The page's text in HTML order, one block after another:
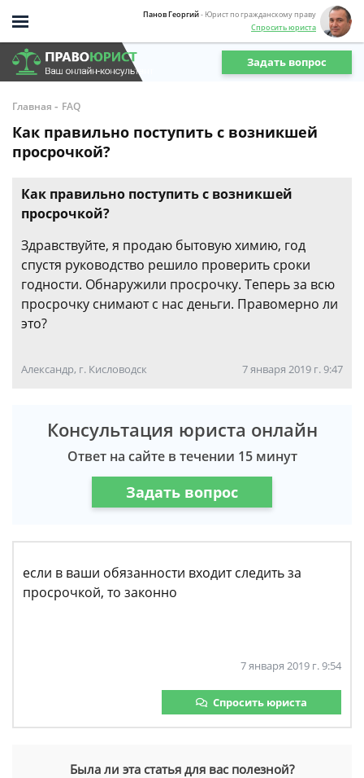
Панов Георгий- Юрист по гражданскому праву
Спросить юриста
Задать вопрос
Главная - FAQ
Как правильно поступить с возникшей
просрочкой?
Как правильно поступить с возникшей
просрочкой?
Здравствуйте, я продаю бытовую химию, год
спустя руководство решило проверить сроки
годности. Обнаружили просрочку. Теперь за всю
просрочку снимают с нас деньги. Правомерно ли
это?
Александр, г. Кисловодск 7 января 2019 г. 9:47
Консультация юриста онлайн
Ответ на сайте в течении 15 минут
Задать вопрос
если в ваши обязанности входит следить за
просрочкой, то законно
7 января 2019 г. 9:54
Спросить юриста
Была ли эта статья для вас полезной?